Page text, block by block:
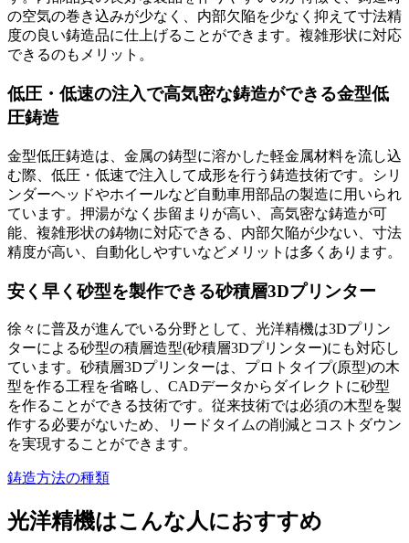
の空気の巻き込みが少なく、内部欠陥を少なく抑えて寸法精
度の良い鋳造品に仕上げることができます。複雑形状に対応
できるのもメリット。
低圧・低速の注入で高気密な鋳造ができる金型低
圧鋳造
金型低圧鋳造は、金属の鋳型に溶かした軽金属材料を流し込
む際、低圧・低速で注入して成形を行う鋳造技術です。シリ
ンダーヘッドやホイールなど自動車用部品の製造に用いられ
ています。押湯がなく歩留まりが高い、高気密な鋳造が可
能、複雑形状の鋳物に対応できる、内部欠陥が少ない、寸法
精度が高い、自動化しやすいなどメリットは多くあります。
安く早く砂型を製作できる砂積層3Dプリンター
徐々に普及が進んでいる分野として、光洋精機は3Dプリン
ターによる砂型の積層造型(砂積層3Dプリンター)にも対応し
ています。砂積層3Dプリンターは、プロトタイプ(原型)の木
型を作る工程を省略し、CADデータからダイレクトに砂型
を作ることができる技術です。従来技術では必須の木型を製
作する必要がないため、リードタイムの削減とコストダウン
を実現することができます。
鋳造方法の種類
光洋精機はこんな人におすすめ